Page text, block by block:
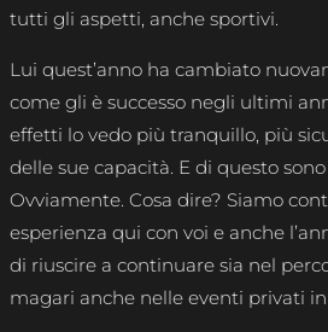
tutti gli aspetti, anche sportivi.
Lui quest’anno ha cambiato
come gli è successo negli ultimi
effetti lo vedo più tranquillo, più
delle sue capacità. E di questo
Ovviamente. Cosa dire? Siamo
esperienza qui con voi e anche
di riuscire a continuare sia nel
magari anche nelle eventi privati